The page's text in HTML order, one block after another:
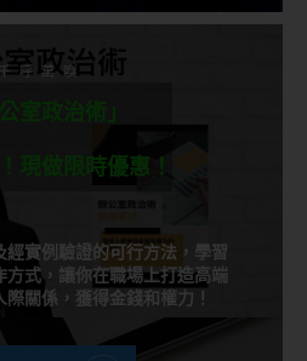
千呼萬喚
室政治術」
現做限時優惠！
實例驗證的可行方法，學習
方式，讓你在職場上打造高端
關係，獲得金錢和權力！